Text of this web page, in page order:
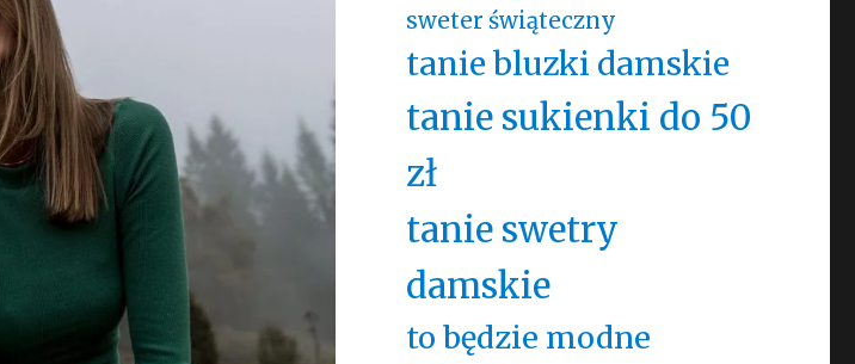
sweter świąteczny
tanie bluzki damskie
tanie sukienki do 50
zł
tanie swetry
damskie
to będzie modne